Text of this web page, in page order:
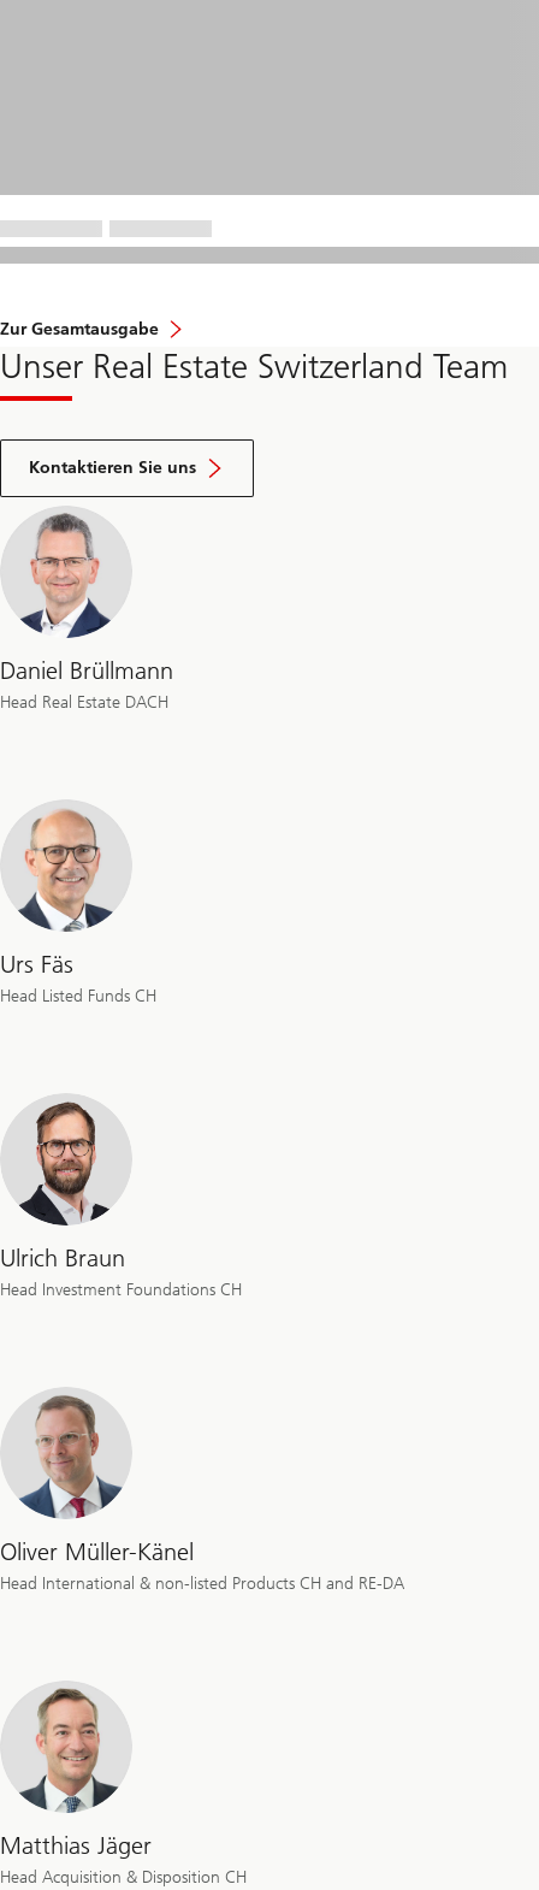
Zur Gesamtausgabe
Unser Real Estate Switzerland Team
Kontaktieren Sie uns
Daniel Brüllmann
Head Real Estate DACH
Urs Fäs
Head Listed Funds CH
Ulrich Braun
Head Investment Foundations CH
Oliver Müller-Känel
Head International & non-listed Products CH and RE-DA
Matthias Jäger
Head Acquisition & Disposition CH